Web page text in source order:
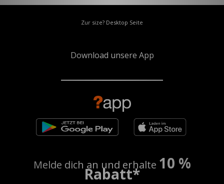
Zur size? Desktop Seite
Download unsere App
Melde dich an und erhalte 10 %
Rabatt*